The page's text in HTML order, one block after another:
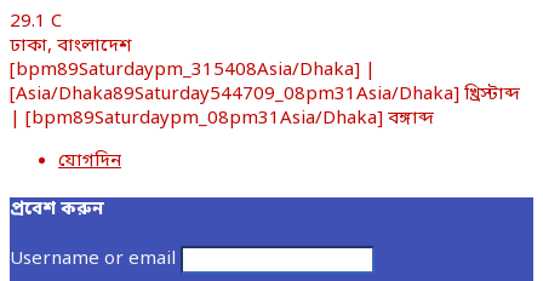
29.1 C
ঢাকা, বাংলাদেশ
[bpm89Saturdaypm_315408Asia/Dhaka] |
[Asia/Dhaka89Saturday544709_08pm31Asia/Dhaka] খ্রিস্টাব্দ
| [bpm89Saturdaypm_08pm31Asia/Dhaka] বঙ্গাব্দ
যোগদিন
প্রবেশ করুন
Username or email